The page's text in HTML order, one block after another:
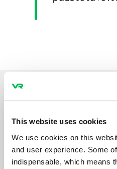
This website uses cookies
We use cookies on this
and user experience. Some
indispensable, which means
VR ja Metsä
tiivistävät
Merkittävinä